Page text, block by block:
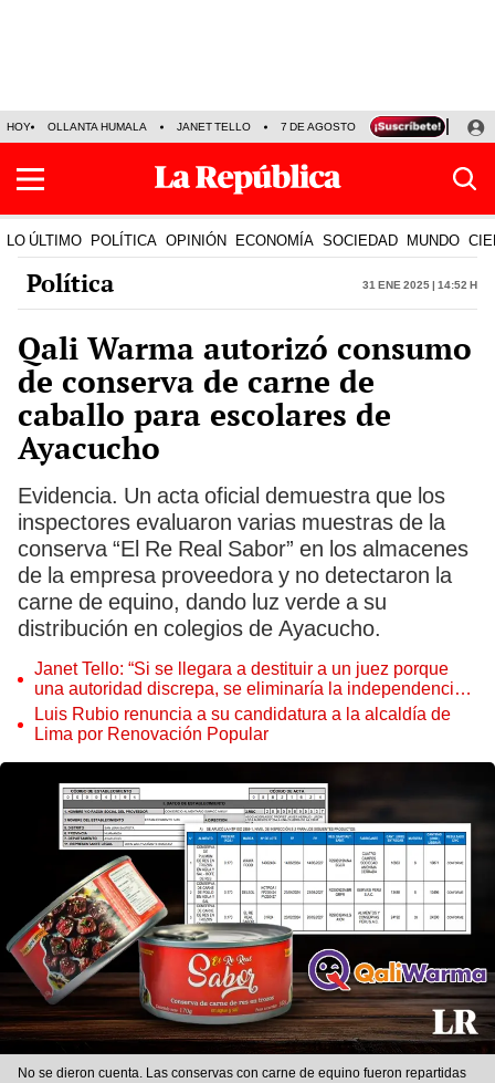
HOY OLLANTA HUMALA JANET TELLO 7 DE AGOSTO TINKA RESULTADOS
LO ÚLTIMO POLÍTICA OPINIÓN ECONOMÍA SOCIEDAD MUNDO
Política 31 Ene 2025 | 14:52 h
Qali Warma autorizó consumo
de conserva de carne de
caballo para escolares de
Ayacucho
Evidencia. Un acta oficial demuestra que los
inspectores evaluaron varias muestras de la
conserva “El Re Real Sabor” en los almacenes
de la empresa proveedora y no detectaron la
carne de equino, dando luz verde a su
distribución en colegios de Ayacucho.
Janet Tello: “Si se llegara a destituir a un juez porque
una autoridad discrepa, se eliminaría la independencia
judicial”
Luis Rubio renuncia a su candidatura a la alcaldía de
Lima por Renovación Popular
No se dieron cuenta. Las conservas con carne de equino fueron repartidas